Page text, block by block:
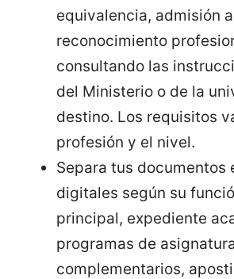
equivalencia, admisión
reconocimiento
consultando las
del Ministerio o de la
destino. Los requisitos
profesión y el nivel.
Separa tus documentos
digitales según su
principal, expediente
programas de
complementarios,